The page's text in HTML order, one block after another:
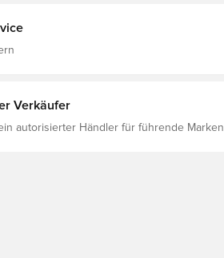
Verkäufer
autorisierter Händler für führende Marken